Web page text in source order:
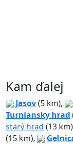
Kam ďalej
Jasov(5 km),
Turniansky hrad
starý hrad (13
(15 km),